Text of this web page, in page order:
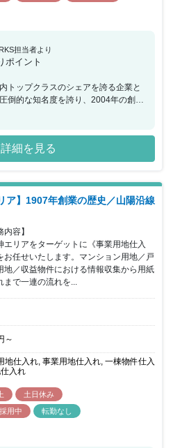
担当者より
ポイント
トップクラスのシェアを誇る企業と
倒的な知名度を誇り、2004年の創業
機器の開発・製造・販売を手掛けて
造品シェアトップクラスの防犯カメ
勿論ですが、今回のポジションでは
和性はない中で、今後の会社の発展
を予定しています。同ポジションに
》において一から携わっていただく
経営陣との距離が近い環境のなかで
ような事業を創り上げていただきま
らトライ＆エラーできるカルチャー
ビスやプロダクトを生み出していく
経験を活かし事業を牽引していただ
細を見る
ア】1907年創業の歴史／山陽沿線
内容】
エリアをターゲットに《事業用地仕入
お任せいたします。マンション用地／戸
地／収益物件における情報収集から用紙
まで一連の流れを...
～
地仕入れ, 事業用地仕入れ, 一棟物件仕入
入れ
土日休み
用中
転勤なし